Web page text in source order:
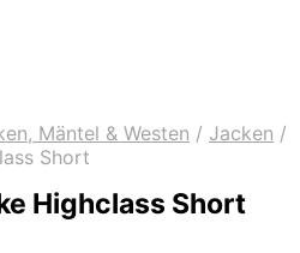
Mäntel & Westen / Jacken /
Short
Highclass Short